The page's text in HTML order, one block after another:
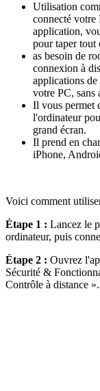
Utilisation
connecté votre
application,
pour taper tout
as besoin de
connexion à
applications
votre PC, sans
Il vous permet
l'ordinateur
grand écran.
Il prend en
iPhone,
Voici comment
Étape 1 : Lancez le
ordinateur, puis
Étape 2 : Ouvrez
Sécurité &
Contrôle à distance ».